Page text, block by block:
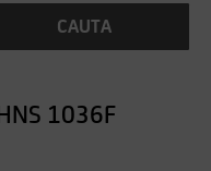
CAUTA
1036F